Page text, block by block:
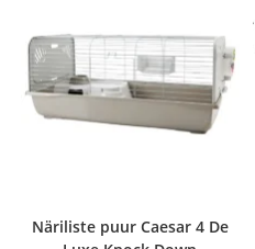
Näriliste puur Caesar 4 De